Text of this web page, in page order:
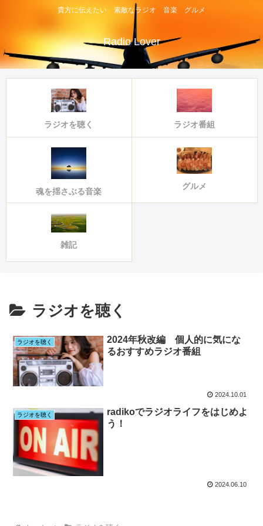
貴方に伝えたい 素敵なラジオ 音楽 グルメ
Radio Lover
ラジオを聴く ラジオ番組
魂を揺さぶる音楽
グルメ
雑記
ラジオを聴く
ラジオを聴く
2024年秋改編 個人的に気にな
るおすすめラジオ番組
2024.10.01
ラジオを聴く
radikoでラジオライフをはじめよ
う！
2024.06.10